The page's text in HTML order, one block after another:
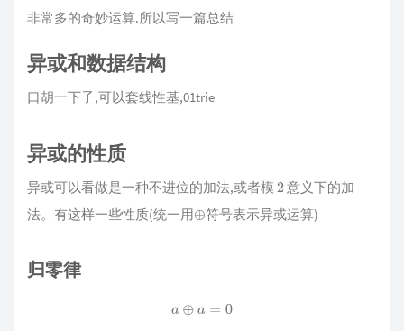
非常多的奇妙运算.所以写一篇总结
异或和数据结构
口胡一下子,可以套线性基,01trie
异或的性质
异或可以看做是一种不进位的加法,或者模 2 意义下的加
法。有这样一些性质(统一用⊕ 符号表示异或运算)
归零律
a⊕a =0